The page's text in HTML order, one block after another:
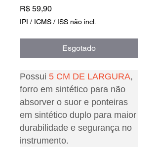
R$ 59,90Preço
IPI / ICMS / ISS não incl.
Esgotado
Possui 5 CM DE LARGURA,
forro em sintético para não
absorver o suor e ponteiras
em sintético duplo para maior
durabilidade e segurança no
instrumento.